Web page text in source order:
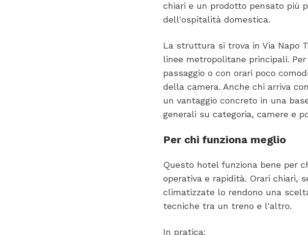
chiari e un prodotto pensato più
dell'ospitalità domestica.
La struttura si trova in Via Napo
linee metropolitane principali.
passaggio o con orari poco
della camera. Anche chi arriva
un vantaggio concreto in una
generali su categoria, camere e
Per chi funziona meglio
Questo hotel funziona bene per
operativa e rapidità. Orari chiari,
climatizzate lo rendono una
tecniche tra un treno e l'altro.
In pratica: